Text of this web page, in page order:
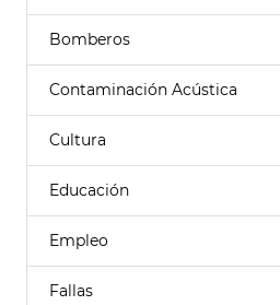
Bomberos
Contaminación Acústica
Cultura
Educación
Empleo
Fallas